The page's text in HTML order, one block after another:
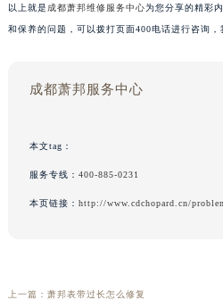
以上就是 成都萧邦维修服务中心为您分享的精彩
和保养的问题，可以拨打页面400电话进行咨询，
成都萧邦服务中心
本文tag：
服务专线： 400-885-0231
本页链接： http://www.cdchopard.cn/
上一篇： 萧邦表带过长怎么修复